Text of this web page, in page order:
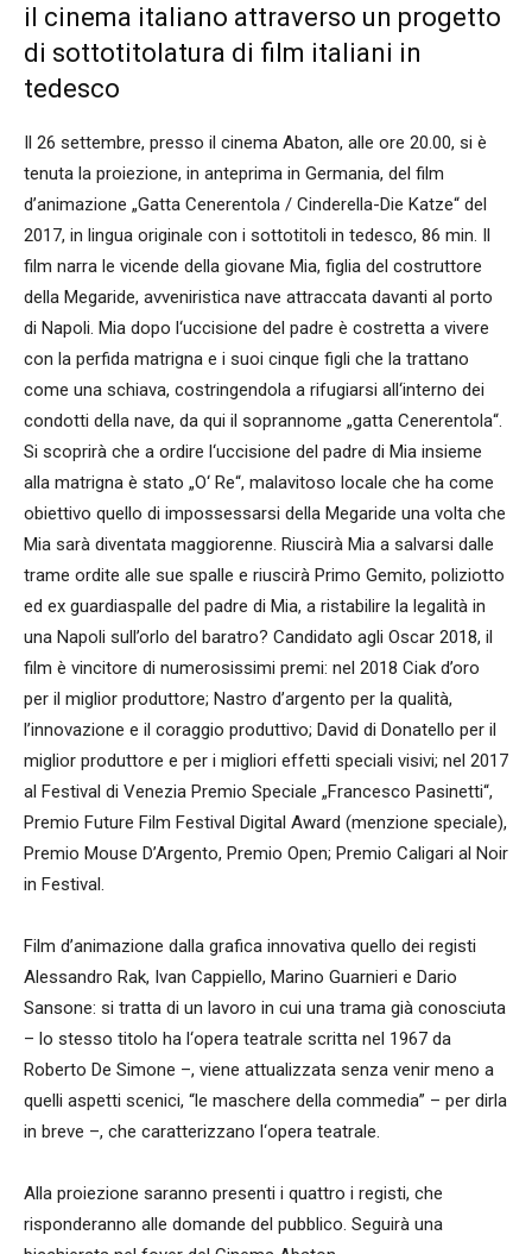
il cinema italiano attraverso un progetto
di sottotitolatura di film italiani in
tedesco
Il 26 settembre, presso il cinema Abaton, alle ore 20.00, si è
tenuta la proiezione, in anteprima in Germania, del film
d’animazione „Gatta Cenerentola / Cinderella-Die Katze“ del
2017, in lingua originale con i sottotitoli in tedesco, 86 min. Il
film narra le vicende della giovane Mia, figlia del costruttore
della Megaride, avveniristica nave attraccata davanti al porto
di Napoli. Mia dopo l‘uccisione del padre è costretta a vivere
con la perfida matrigna e i suoi cinque figli che la trattano
come una schiava, costringendola a rifugiarsi all‘interno dei
condotti della nave, da qui il soprannome „gatta Cenerentola“.
Si scoprirà che a ordire l‘uccisione del padre di Mia insieme
alla matrigna è stato „O‘ Re“, malavitoso locale che ha come
obiettivo quello di impossessarsi della Megaride una volta che
Mia sarà diventata maggiorenne. Riuscirà Mia a salvarsi dalle
trame ordite alle sue spalle e riuscirà Primo Gemito, poliziotto
ed ex guardiaspalle del padre di Mia, a ristabilire la legalità in
una Napoli sull’orlo del baratro? Candidato agli Oscar 2018, il
film è vincitore di numerosissimi premi: nel 2018 Ciak d’oro
per il miglior produttore; Nastro d’argento per la qualità,
l’innovazione e il coraggio produttivo; David di Donatello per il
miglior produttore e per i migliori effetti speciali visivi; nel 2017
al Festival di Venezia Premio Speciale „Francesco Pasinetti“,
Premio Future Film Festival Digital Award (menzione speciale),
Premio Mouse D’Argento, Premio Open; Premio Caligari al Noir
in Festival.
Film d’animazione dalla grafica innovativa quello dei registi
Alessandro Rak, Ivan Cappiello, Marino Guarnieri e Dario
Sansone: si tratta di un lavoro in cui una trama già conosciuta
– lo stesso titolo ha l‘opera teatrale scritta nel 1967 da
Roberto De Simone –, viene attualizzata senza venir meno a
quelli aspetti scenici, “le maschere della commedia” – per dirla
in breve –, che caratterizzano l‘opera teatrale.
Alla proiezione saranno presenti i quattro i registi, che
risponderanno alle domande del pubblico. Seguirà una